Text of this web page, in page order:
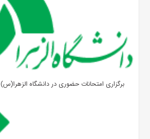
برگزاری امتحانات حضوری در دانشگاه الزهرا(س)